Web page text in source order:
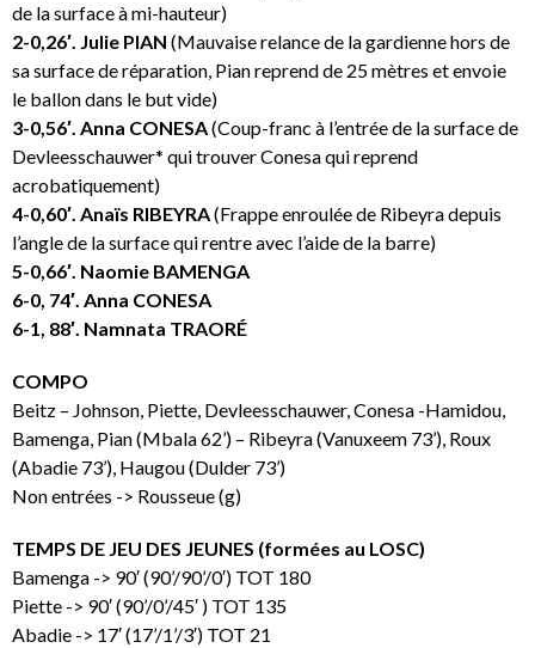
de la surface à mi-hauteur)
2-0,26′. Julie PIAN (Mauvaise relance de la gardienne hors de
sa surface de réparation, Pian reprend de 25 mètres et envoie
le ballon dans le but vide)
3-0,56′. Anna CONESA(Coup-franc à l’entrée de la surface de
Devleesschauwer* qui trouver Conesa qui reprend
acrobatiquement)
4-0,60′. Anaïs RIBEYRA(Frappe enroulée de Ribeyra depuis
l’angle de la surface qui rentre avec l’aide de la barre)
5-0,66′. Naomie BAMENGA
6-0, 74′. Anna CONESA
6-1, 88′. Namnata TRAORÉ
COMPO
Beitz – Johnson, Piette, Devleesschauwer, Conesa -Hamidou,
Bamenga, Pian (Mbala 62’) – Ribeyra (Vanuxeem 73’), Roux
(Abadie 73’), Haugou (Dulder 73’)
Non entrées -> Rousseue (g)
TEMPS DE JEU DES JEUNES (formées au LOSC)
Bamenga -> 90′ (90’/90’/0′) TOT 180
Piette -> 90′ (90’/0’/45′ ) TOT 135
Abadie -> 17′ (17’/1’/3′) TOT 21